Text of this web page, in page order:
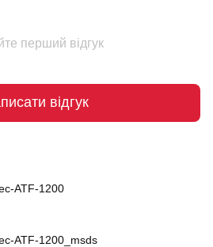
перший відгук
відгук
ATF-1200
ATF-1200_msds